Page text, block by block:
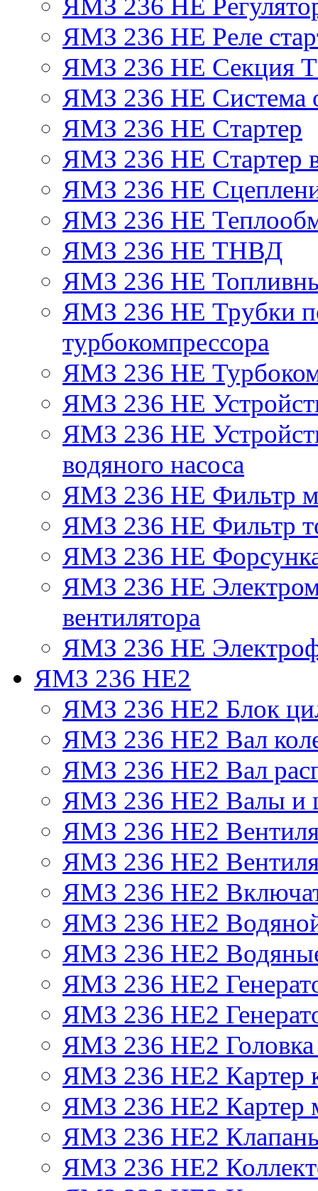
ЯМЗ 236 НЕ
ЯМЗ 236 НЕ Реле
ЯМЗ 236 НЕ Секция
ЯМЗ 236 НЕ Система
ЯМЗ 236 НЕ Стартер
ЯМЗ 236 НЕ Стартер
ЯМЗ 236 НЕ
ЯМЗ 236 НЕ
ЯМЗ 236 НЕ ТНВД
ЯМЗ 236 НЕ
ЯМЗ 236 НЕ Трубки
турбокомпрессора
ЯМЗ 236 НЕ
ЯМЗ 236 НЕ
ЯМЗ 236 НЕ
водяного насоса
ЯМЗ 236 НЕ Фильтр
ЯМЗ 236 НЕ Фильтр
ЯМЗ 236 НЕ
ЯМЗ 236 НЕ
вентилятора
ЯМЗ 236 НЕ
ЯМЗ 236 НЕ2
ЯМЗ 236 НЕ2 Блок
ЯМЗ 236 НЕ2 Вал
ЯМЗ 236 НЕ2 Вал
ЯМЗ 236 НЕ2 Валы и
ЯМЗ 236 НЕ2
ЯМЗ 236 НЕ2
ЯМЗ 236 НЕ2
ЯМЗ 236 НЕ2
ЯМЗ 236 НЕ2
ЯМЗ 236 НЕ2
ЯМЗ 236 НЕ2
ЯМЗ 236 НЕ2 Головка
ЯМЗ 236 НЕ2 Картер
ЯМЗ 236 НЕ2 Картер
ЯМЗ 236 НЕ2 Клапаны
ЯМЗ 236 НЕ2